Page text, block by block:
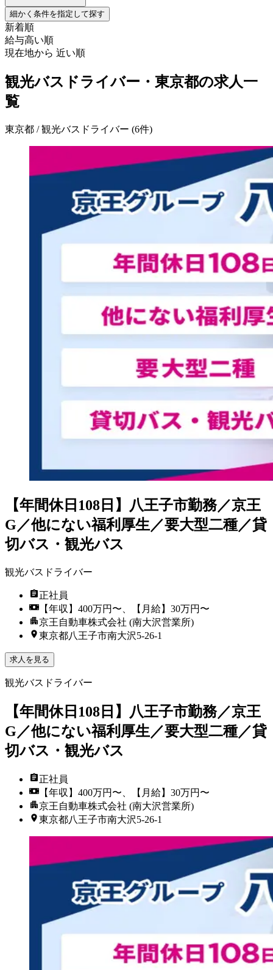
細かく条件を指定して探す
新着順
給与高い順
現在地から 近い順
観光バスドライバー・東京都の求人一
覧
東京都 / 観光バスドライバー (6件)
【年間休日108日】八王子市勤務／京王
G／他にない福利厚生／要大型二種／貸
切バス・観光バス
観光バスドライバー
正社員
【年収】400万円〜、【月給】30万円〜
京王自動車株式会社 (南大沢営業所)
東京都八王子市南大沢5-26-1
求人を見る
観光バスドライバー
【年間休日108日】八王子市勤務／京王
G／他にない福利厚生／要大型二種／貸
切バス・観光バス
正社員
【年収】400万円〜、【月給】30万円〜
京王自動車株式会社 (南大沢営業所)
東京都八王子市南大沢5-26-1